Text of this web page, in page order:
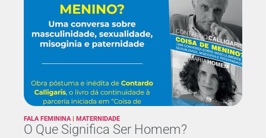
FALA FEMININA| MATERNIDADE
O Que Significa Ser Homem?